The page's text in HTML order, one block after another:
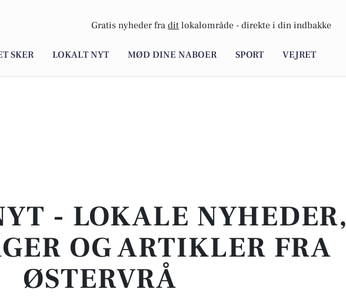
Gratis nyheder fra dit lokalområde - direkte i din indbakke
SKER LOKALT NYT MØD DINE NABOER SPORT VEJRET
- LOKALE NYHEDER,
OG ARTIKLER FRA
ØSTERVRÅ